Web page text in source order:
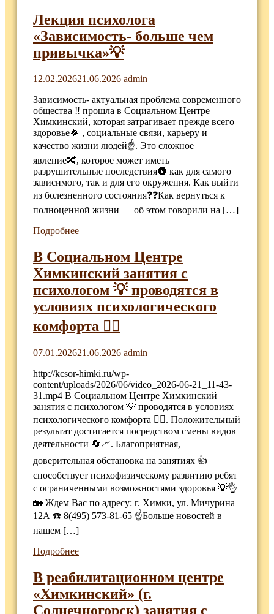
Лекция психолога
«Зависимость- больше чем
привычка»💡
12.02.202621.06.2026 admin
Зависимость- актуальная проблема современного
общества ‼️ прошла в Социальном Центре
Химкинский, которая затрагивает прежде всего
здоровье🍀 , социальные связи, карьеру и
качество жизни людей☝️. Это сложное
явление🔀, которое может иметь
разрушительные последствия🌚 как для самого
зависимого, так и для его окружения. Как выйти
из болезненного состояния❓❓Как вернуться к
полноценной жизни — об этом говорили на […]
Подробнее
В Социальном Центре
Химкинский занятия с
психологом 💡 проводятся в
условиях психологического
комфорта 🧘‍♂️
07.01.202621.06.2026 admin
http://kcsor-himki.ru/wp-
content/uploads/2026/06/video_2026-06-21_11-43-
31.mp4 В Социальном Центре Химкинский
занятия с психологом 💡 проводятся в условиях
психологического комфорта 🧘‍♂️. Положительный
результат достигается посредством смены видов
деятельности 🔄📈. Благоприятная,
доверительная обстановка на занятиях 👍
способствует психофизическому развитию ребят
с ограниченными возможностями здоровья 💡👌
🏡 Ждем Вас по адресу: г. Химки, ул. Мичурина
12А ☎️ 8(495) 573-81-65 ☝️Больше новостей в
нашем […]
Подробнее
В реабилитационном центре
«Химкинский» (г.
Солнечногорск) занятия с